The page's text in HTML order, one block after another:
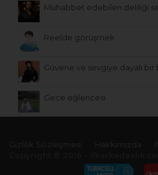
Muhabbet edebilen deliliği
Reelde görüşmek
Güvene ve sevgiye dayalı bir
Gece eğlencesi